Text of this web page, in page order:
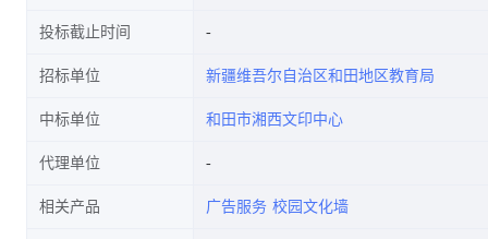
投标截止时间
招标单位 新疆维吾尔自治区和田地区教育局
中标单位 和田市湘西文印中心
代理单位
相关产品 广告服务 校园文化墙